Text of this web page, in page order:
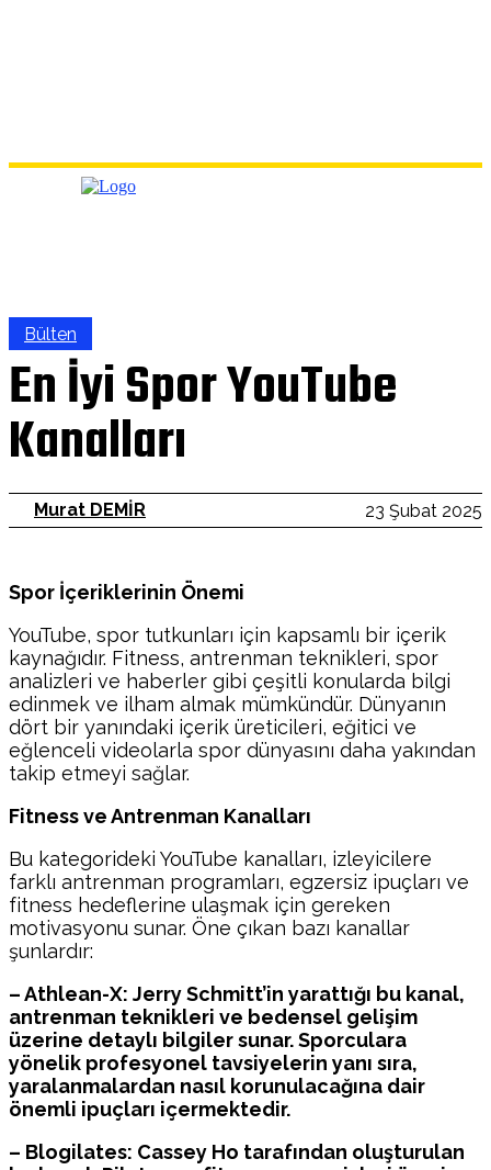
Bülten
En İyi Spor YouTube
Kanalları
23 Şubat 2025
Murat DEMİR
Spor İçeriklerinin Önemi
YouTube, spor tutkunları için kapsamlı bir içerik
kaynağıdır. Fitness, antrenman teknikleri, spor
analizleri ve haberler gibi çeşitli konularda bilgi
edinmek ve ilham almak mümkündür. Dünyanın
dört bir yanındaki içerik üreticileri, eğitici ve
eğlenceli videolarla spor dünyasını daha yakından
takip etmeyi sağlar.
Fitness ve Antrenman Kanalları
Bu kategorideki YouTube kanalları, izleyicilere
farklı antrenman programları, egzersiz ipuçları ve
fitness hedeflerine ulaşmak için gereken
motivasyonu sunar. Öne çıkan bazı kanallar
şunlardır:
– Athlean-X: Jerry Schmitt’in yarattığı bu kanal,
antrenman teknikleri ve bedensel gelişim
üzerine detaylı bilgiler sunar. Sporculara
yönelik profesyonel tavsiyelerin yanı sıra,
yaralanmalardan nasıl korunulacağına dair
önemli ipuçları içermektedir.
– Blogilates: Cassey Ho tarafından oluşturulan